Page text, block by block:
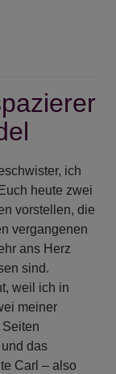
ich
heute zwei
vorstellen, die
vergangenen
ans Herz
sind.
weil ich in
meiner
das
Carl – also